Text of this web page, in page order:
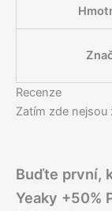
Recenze
Zatím zde nejsou
Buďte první,
Yeaky +50%